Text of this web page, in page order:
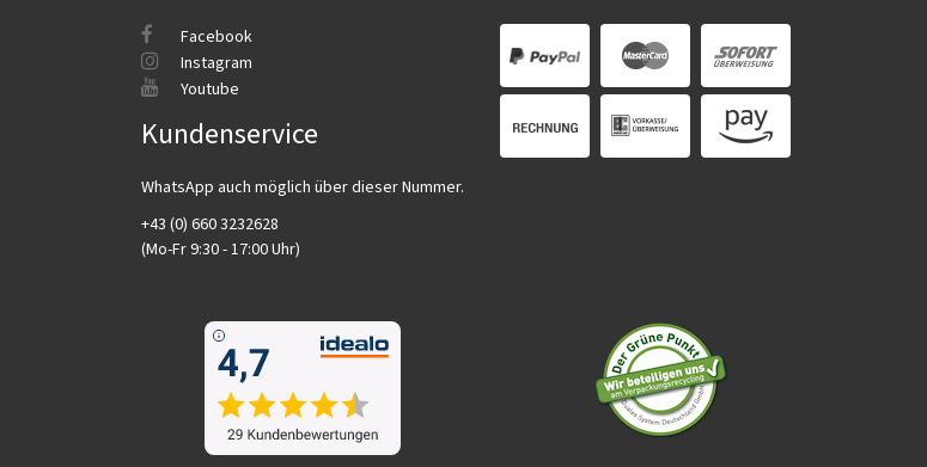
Facebook
Instagram
Youtube
Kundenservice
WhatsApp auch möglich über dieser Nummer.
+43 (0) 660 3232628
(Mo-Fr 9:30 - 17:00 Uhr)